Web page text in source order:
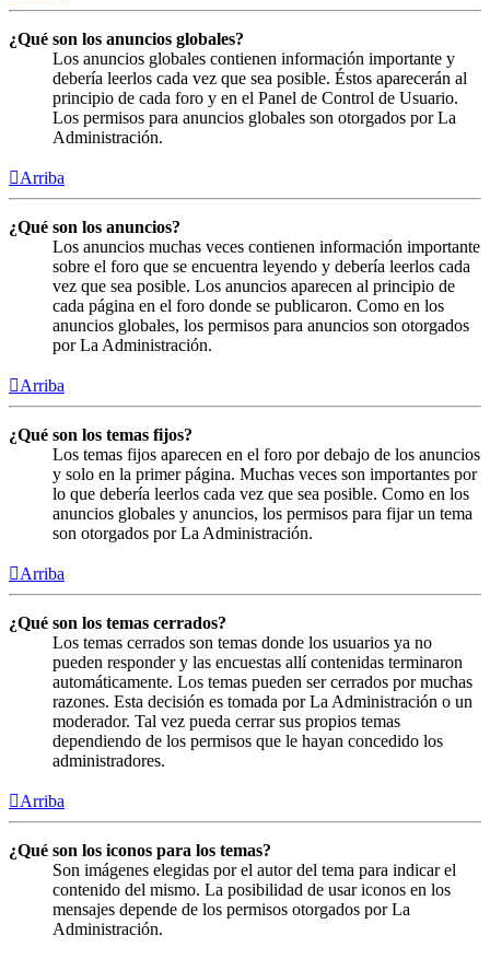
¿Qué son los anuncios globales?
Los anuncios globales contienen información importante y
debería leerlos cada vez que sea posible. Éstos aparecerán al
principio de cada foro y en el Panel de Control de Usuario.
Los permisos para anuncios globales son otorgados por La
Administración.
Arriba
¿Qué son los anuncios?
Los anuncios muchas veces contienen información importante
sobre el foro que se encuentra leyendo y debería leerlos cada
vez que sea posible. Los anuncios aparecen al principio de
cada página en el foro donde se publicaron. Como en los
anuncios globales, los permisos para anuncios son otorgados
por La Administración.
Arriba
¿Qué son los temas fijos?
Los temas fijos aparecen en el foro por debajo de los anuncios
y solo en la primer página. Muchas veces son importantes por
lo que debería leerlos cada vez que sea posible. Como en los
anuncios globales y anuncios, los permisos para fijar un tema
son otorgados por La Administración.
Arriba
¿Qué son los temas cerrados?
Los temas cerrados son temas donde los usuarios ya no
pueden responder y las encuestas allí contenidas terminaron
automáticamente. Los temas pueden ser cerrados por muchas
razones. Esta decisión es tomada por La Administración o un
moderador. Tal vez pueda cerrar sus propios temas
dependiendo de los permisos que le hayan concedido los
administradores.
Arriba
¿Qué son los iconos para los temas?
Son imágenes elegidas por el autor del tema para indicar el
contenido del mismo. La posibilidad de usar iconos en los
mensajes depende de los permisos otorgados por La
Administración.